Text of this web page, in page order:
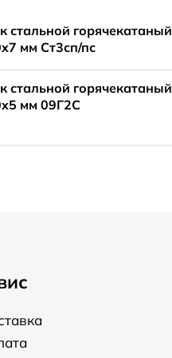
стальной горячекатаный
мм Ст3сп/пс
стальной горячекатаный
мм 09Г2С